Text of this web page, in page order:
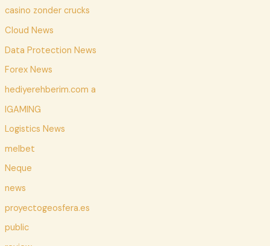
casino zonder crucks
Cloud News
Data Protection News
Forex News
hediyerehberim.com a
IGAMING
Logistics News
melbet
Neque
news
proyectogeosfera.es
public